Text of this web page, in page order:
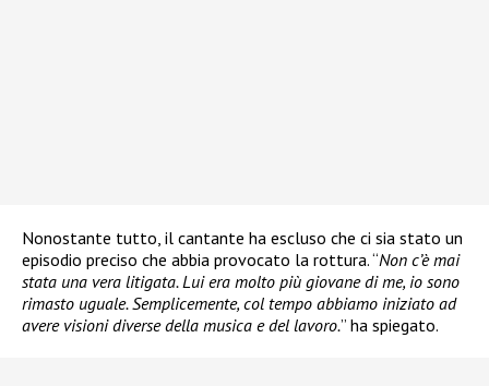
Nonostante tutto, il cantante ha escluso che ci sia stato un
episodio preciso che abbia provocato la rottura. “Non c’è mai
stata una vera litigata. Lui era molto più giovane di me, io sono
rimasto uguale. Semplicemente, col tempo abbiamo iniziato ad
avere visioni diverse della musica e del lavoro.” ha spiegato.